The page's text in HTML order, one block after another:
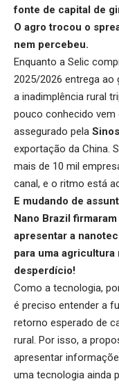
fonte de capital de
O agro trocou o
nem percebeu.
Enquanto a Selic
2025/2026 entrega ao
a inadimplência rural
pouco conhecido vem
assegurado pela
exportação da China.
mais de 10 mil
canal, e o ritmo está
E mudando de
Nano Brazil
apresentar a
para uma
desperdício!
Como a tecnologia,
é preciso entender a
retorno esperado de
rural. Por isso, a
apresentar
uma tecnologia ainda